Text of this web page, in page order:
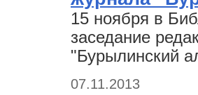
15 ноября в
заседание
"Бурылинский
07.11.2013